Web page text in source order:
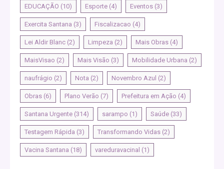
EDUCAÇÃO (10) Esporte (4) Eventos (3)
Exercita Santana (3) Fiscalizacao (4)
Lei Aldir Blanc (2) Limpeza (2) Mais Obras (4)
MaisVisao (2) Mais Visão (3) Mobilidade Urbana (2)
naufrágio (2) Nota (2) Novembro Azul (2)
Obras (6) Plano Verão (7) Prefeitura em Ação (4)
Santana Urgente (314) sarampo (1) Saúde (33)
Testagem Rápida (3) Transformando Vidas (2)
Vacina Santana (18) vareduravacinal (1)